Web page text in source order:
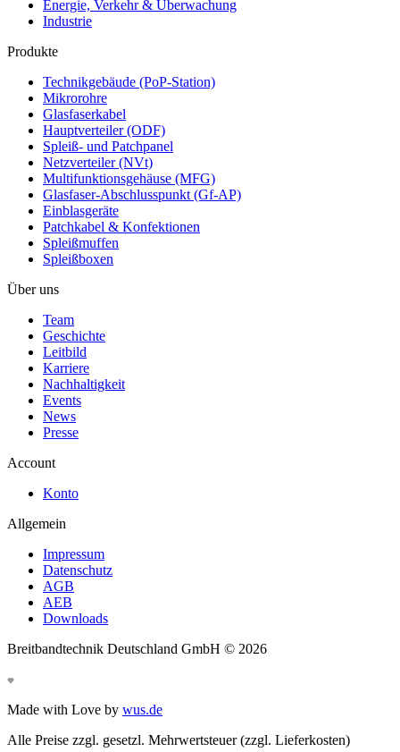
Energie, Verkehr & Überwachung
Industrie
Produkte
Technikgebäude (PoP-Station)
Mikrorohre
Glasfaserkabel
Hauptverteiler (ODF)
Spleiß- und Patchpanel
Netzverteiler (NVt)
Multifunktionsgehäuse (MFG)
Glasfaser-Abschlusspunkt (Gf-AP)
Einblasgeräte
Patchkabel & Konfektionen
Spleißmuffen
Spleißboxen
Über uns
Team
Geschichte
Leitbild
Karriere
Nachhaltigkeit
Events
News
Presse
Account
Konto
Allgemein
Impressum
Datenschutz
AGB
AEB
Downloads
Breitbandtechnik Deutschland GmbH © 2026
Made with Love by wus.de
Alle Preise zzgl. gesetzl. Mehrwertsteuer (zzgl. Lieferkosten)